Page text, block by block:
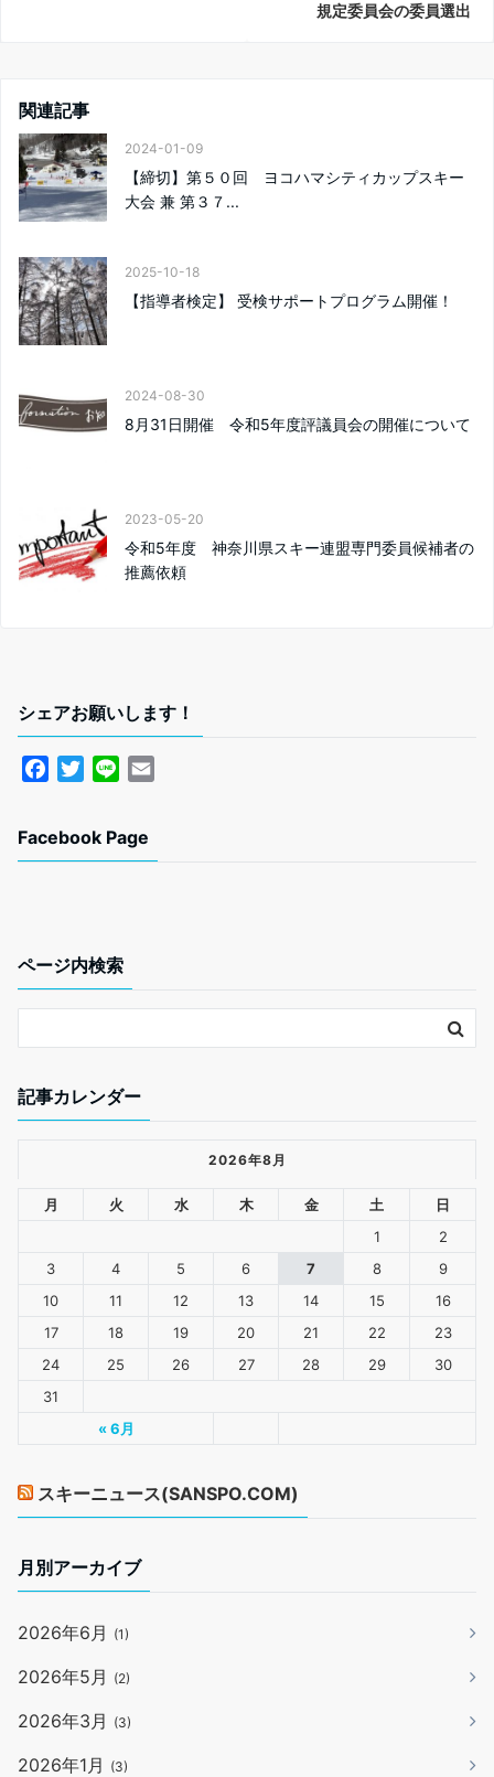
規定委員会の委員選出
関連記事
2024-01-09
【締切】第５０回 ヨコハマシティカップスキー
大会 兼 第３７...
2025-10-18
【指導者検定】 受検サポートプログラム開催！
2024-08-30
8月31日開催 令和5年度評議員会の開催について
2023-05-20
令和5年度 神奈川県スキー連盟専門委員候補者の
推薦依頼
シェアお願いします！
e
k
t
e
Facebook Page
ページ内検索
記事カレンダー
2026年8月
月 火 水 木 金 土 日
« 6月
1
2
3
4 5 6 7 8
9
10
11 12 13 14 15
16
17
18 19 20 21 22
23
24
25 26 27 28 29
30
31
スキーニュース(SANSPO.COM)
月別アーカイブ
2026年6月 (1)
2026年5月 (2)
2026年3月 (3)
2026年1月 (3)